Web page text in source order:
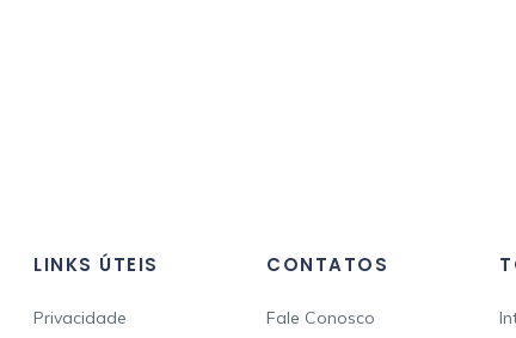
LINKS ÚTEIS
Privacidade
CONTATOS
Fale Conosco